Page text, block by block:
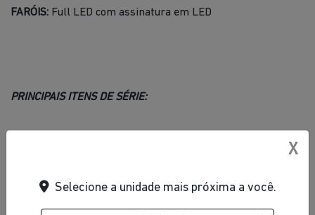
FARÓIS: Full LED com assinatura em LED
PRINCIPAIS ITENS DE SÉRIE:
Bancos em couro e revestimento interno em preto
X
Selecione a unidade mais próxima a você.